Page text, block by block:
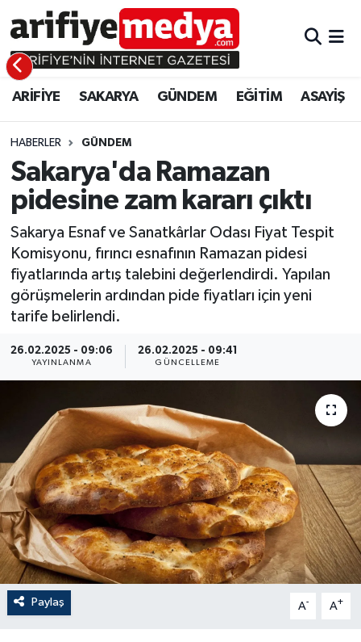
ARİFİYE SAKARYA GÜNDEM EĞİTİM ASAYİŞ
HABERLER GÜNDEM
Sakarya'da Ramazan
pidesine zam kararı çıktı
Sakarya Esnaf ve Sanatkârlar Odası Fiyat Tespit
Komisyonu, fırıncı esnafının Ramazan pidesi
fiyatlarında artış talebini değerlendirdi. Yapılan
görüşmelerin ardından pide fiyatları için yeni
tarife belirlendi.
26.02.2025 - 09:06
YAYINLANMA
26.02.2025 - 09:41
GÜNCELLEME
Paylaş A- A+
ARİFİYE
SAKARYA
GÜNDEM
EĞİTİM
ASAYİŞ
EKONOMİ
ARİFİYE
GÜNDEM
EĞİTİM
EKONOMİ
ASAYİŞ
Sakarya Hava Durumu
Sakarya Namaz Vakitleri
Sakarya Trafik Yoğunluk Haritası
Süper Lig Puan Durumu ve Fikstür
Tüm Manşetler
Son Dakika Haberleri
Haber Arşivi